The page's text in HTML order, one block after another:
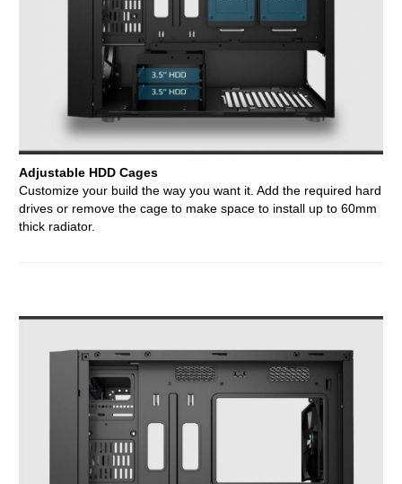
Adjustable HDD Cages
Customize your build the way you want it. Add the required hard
drives or remove the cage to make space to install up to 60mm
thick radiator.